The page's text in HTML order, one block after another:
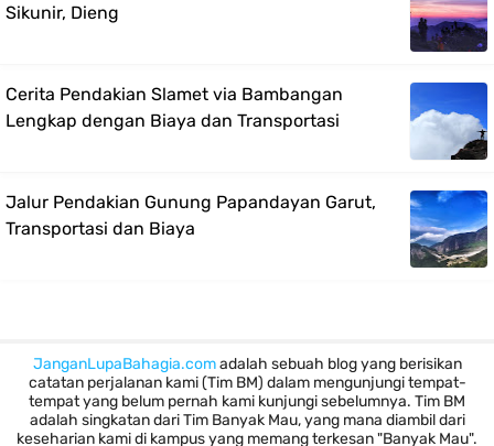
Sikunir, Dieng
Cerita Pendakian Slamet via Bambangan
Lengkap dengan Biaya dan Transportasi
Jalur Pendakian Gunung Papandayan Garut,
Transportasi dan Biaya
JanganLupaBahagia.comadalah sebuah blog yang berisikan
catatan perjalanan kami (Tim BM) dalam mengunjungi tempat-
tempat yang belum pernah kami kunjungi sebelumnya. Tim BM
adalah singkatan dari Tim Banyak Mau, yang mana diambil dari
keseharian kami di kampus yang memang terkesan "Banyak Mau".